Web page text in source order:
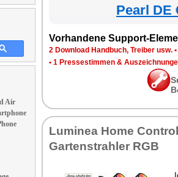
Air
Pearl DE
Vorhandene Support-
2 Download Handbuch, Treiber usw. •
• 1 Pressestimmen &
Luminea Home
Gartenstrahler RGB